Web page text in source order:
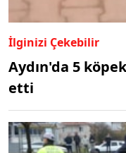
İlginizi Çekebilir
Aydın'da 5
etti